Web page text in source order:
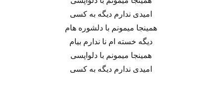
امیدی ندارم دیگه به کسی
همینجا میمونم با دلشوره هام
دیگه خسته ام نا ندارم بیام
همینجا میمونم با دلواپسی
امیدی ندارم دیگه به کسی